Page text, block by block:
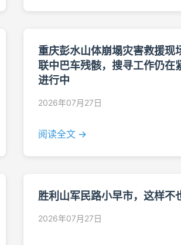
重庆彭水山体崩塌灾害救援现
联中巴车残骸，搜寻工作仍在
进行中
2026年07月27日
阅读全文 →
胜利山军民路小早市，这样不
2026年07月27日